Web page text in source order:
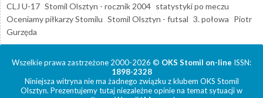
CLJ U-17 Stomil Olsztyn - rocznik 2004 statystyki po meczu
Oceniamy piłkarzy Stomilu Stomil Olsztyn - futsal 3. połowa Piotr
Gurzęda
Wszelkie prawa zastrzeżone 2000-2026 © OKS Stomil on-line ISSN:
1898-2328
Niniejsza witryna nie ma żadnego związku z klubem OKS Stomil
Olsztyn. Prezentujemy tutaj niezależne opinie na temat sytuacji w